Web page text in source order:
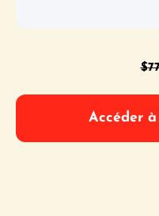
$
Accéder